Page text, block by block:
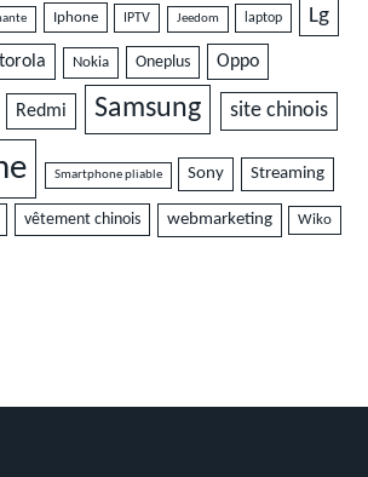
Iphone IPTV Jeedom laptop Lg
Nokia Oneplus Oppo
Redmi Samsung site chinois
Smartphone pliable Sony Streaming
vêtement chinois webmarketing Wiko